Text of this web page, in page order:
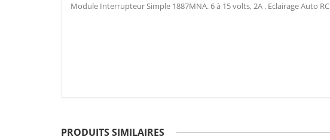
Module Interrupteur Simple 1887MNA. 6 à 15 volts, 2A . Eclairage Auto RC
PRODUITS SIMILAIRES